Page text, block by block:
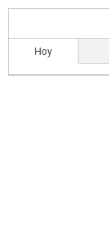
Hoy